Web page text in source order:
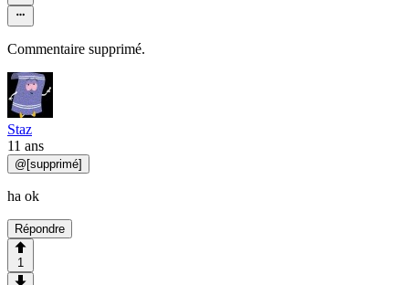
Commentaire supprimé.
Staz
11 ans
@[supprimé]
ha ok
Répondre
1